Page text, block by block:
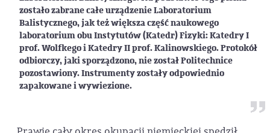
zostało zabrane całe urządzenie Laboratorium
Balistycznego, jak też większa część naukowego
laboratorium obu Instytutów (Katedr) Fizyki: Katedry I
prof. Wolfkego i Katedry II prof. Kalinowskiego. Protokół
odbiorczy, jaki sporządzono, nie został Politechnice
pozostawiony. Instrumenty zostały odpowiednio
zapakowane i wywiezione.